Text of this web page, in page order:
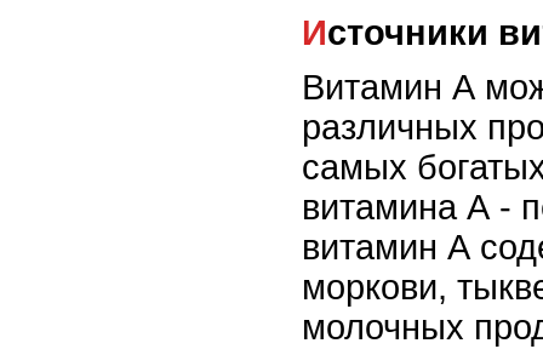
Источники
Витамин А
различных
самых
витамина А -
витамин А
моркови,
молочных